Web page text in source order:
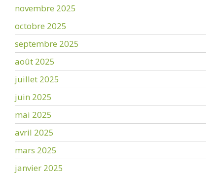
novembre 2025
octobre 2025
septembre 2025
août 2025
juillet 2025
juin 2025
mai 2025
avril 2025
mars 2025
janvier 2025